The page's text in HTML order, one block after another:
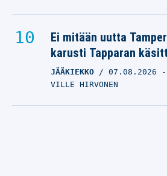
Ei mitään uutta
karusti Tapparan
JÄÄKIEKKO 07.08.2026 -
VILLE HIRVONEN